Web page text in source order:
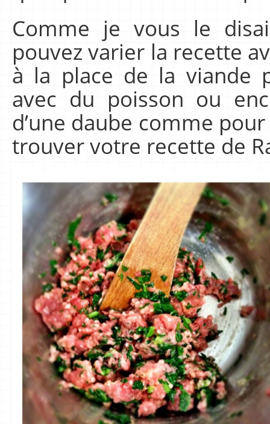
Comme je vous le
pouvez varier la recette
à la place de la viande
avec du poisson ou
d’une daube comme
trouver votre recette de